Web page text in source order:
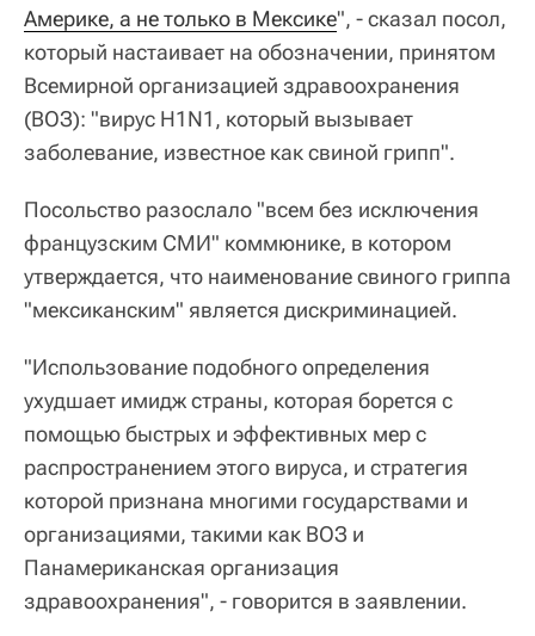
Америке, а не только в Мексике", - сказал посол,
который настаивает на обозначении, принятом
Всемирной организацией здравоохранения
(ВОЗ): "вирус H1N1, который вызывает
заболевание, известное как свиной грипп".
Посольство разослало "всем без исключения
французским СМИ" коммюнике, в котором
утверждается, что наименование свиного гриппа
"мексиканским" является дискриминацией.
"Использование подобного определения
ухудшает имидж страны, которая борется с
помощью быстрых и эффективных мер с
распространением этого вируса, и стратегия
которой признана многими государствами и
организациями, такими как ВОЗ и
Панамериканская организация
здравоохранения", - говорится в заявлении.